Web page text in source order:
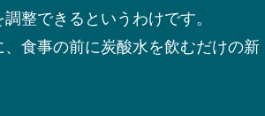
整できるというわけです。
食事の前に炭酸水を飲むだけの新